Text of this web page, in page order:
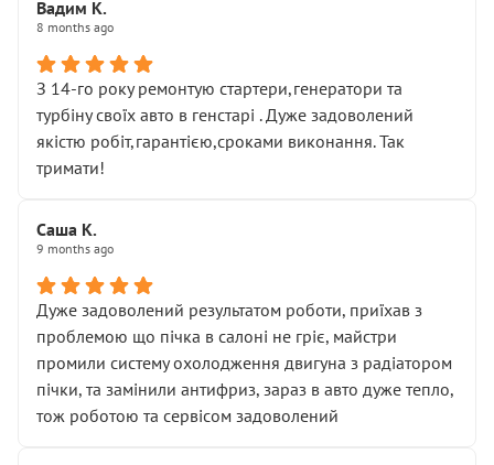
Вадим К.
8 months ago
З 14-го року ремонтую стартери,генератори та
турбіну своїх авто в генстарі . Дуже задоволений
якістю робіт,гарантією,сроками виконання. Так
тримати!
Саша К.
9 months ago
Дуже задоволений результатом роботи, приїхав з
проблемою що пічка в салоні не гріє, майстри
промили систему охолодження двигуна з радіатором
пічки, та замінили антифриз, зараз в авто дуже тепло,
тож роботою та сервісом задоволений